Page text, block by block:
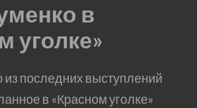
в
уголке»
из последних выступлений
в «Красном уголке»